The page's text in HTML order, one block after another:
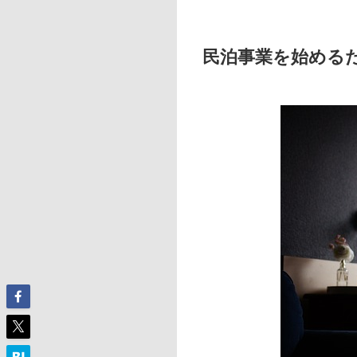
民泊事業を始める